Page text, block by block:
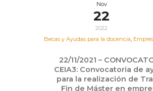
Nov
22
2022
Becas y Ayudas para la docencia,
22/11/2021 –
CEIA3: Convocatoria de
para la realización de
Fin de Máster en